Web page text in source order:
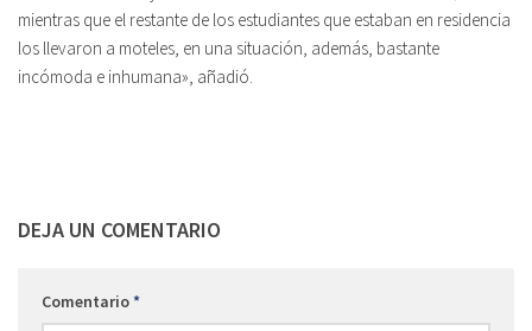
mientras que el restante de los estudiantes que estaban en residencia
los llevaron a moteles, en una situación, además, bastante
incómoda e inhumana», añadió.
DEJA UN COMENTARIO
Comentario*